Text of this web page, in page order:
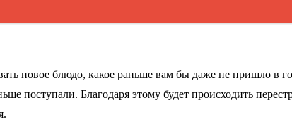
новое блюдо, какое раньше вам бы даже не пришло в
поступали. Благодаря этому будет происходить